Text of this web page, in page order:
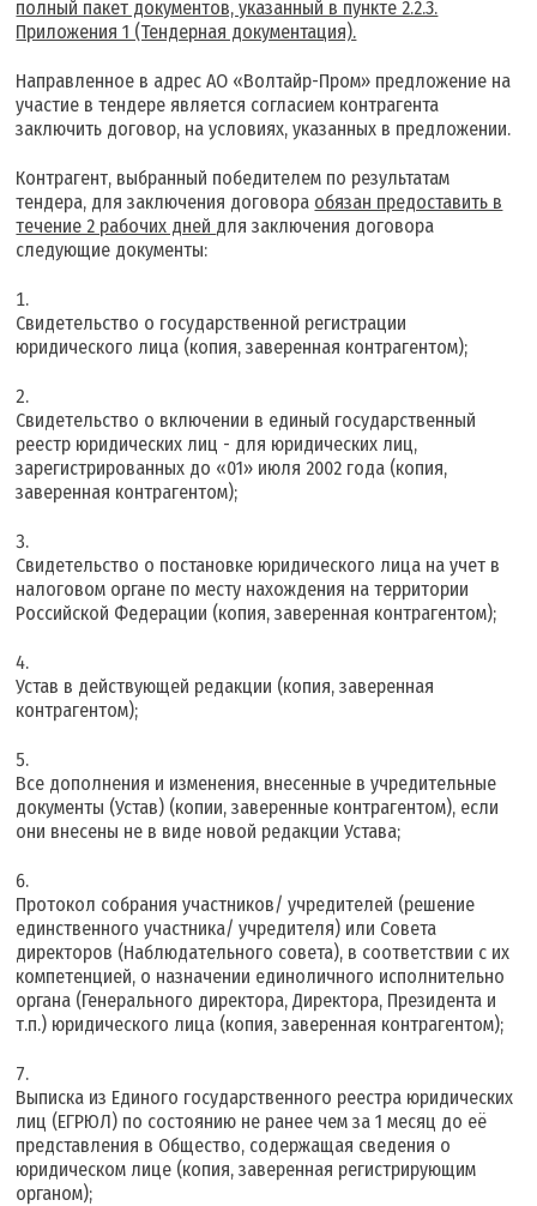
полный пакет документов, указанный в пункте 2.2.3.
Приложения 1 (Тендерная документация).
Направленное в адрес АО «Волтайр-Пром» предложение на
участие в тендере является согласием контрагента
заключить договор, на условиях, указанных в предложении.
Контрагент, выбранный победителем по результатам
тендера, для заключения договора обязан предоставить в
течение 2 рабочих дней для заключения договора
следующие документы:
Свидетельство о государственной регистрации
юридического лица (копия, заверенная контрагентом);
Свидетельство о включении в единый государственный
реестр юридических лиц - для юридических лиц,
зарегистрированных до «01» июля 2002 года (копия,
заверенная контрагентом);
Свидетельство о постановке юридического лица на учет в
налоговом органе по месту нахождения на территории
Российской Федерации (копия, заверенная контрагентом);
Устав в действующей редакции (копия, заверенная
контрагентом);
Все дополнения и изменения, внесенные в учредительные
документы (Устав) (копии, заверенные контрагентом), если
они внесены не в виде новой редакции Устава;
Протокол собрания участников/ учредителей (решение
единственного участника/ учредителя) или Совета
директоров (Наблюдательного совета), в соответствии с их
компетенцией, о назначении единоличного исполнительно
органа (Генерального директора, Директора, Президента и
т.п.) юридического лица (копия, заверенная контрагентом);
Выписка из Единого государственного реестра юридических
лиц (ЕГРЮЛ) по состоянию не ранее чем за 1 месяц до её
представления в Общество, содержащая сведения о
юридическом лице (копия, заверенная регистрирующим
органом);